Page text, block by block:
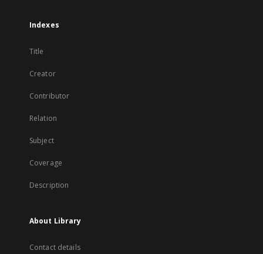
Indexes
Title
Creator
Contributor
Relation
Subject
Coverage
Description
About Library
Contact details